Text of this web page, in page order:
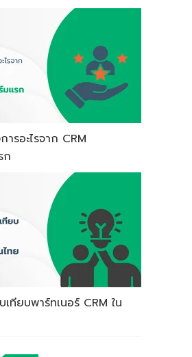
รอะไรจาก CRM
ก
ทียบพาร์ทเนอร์ CRM ใน